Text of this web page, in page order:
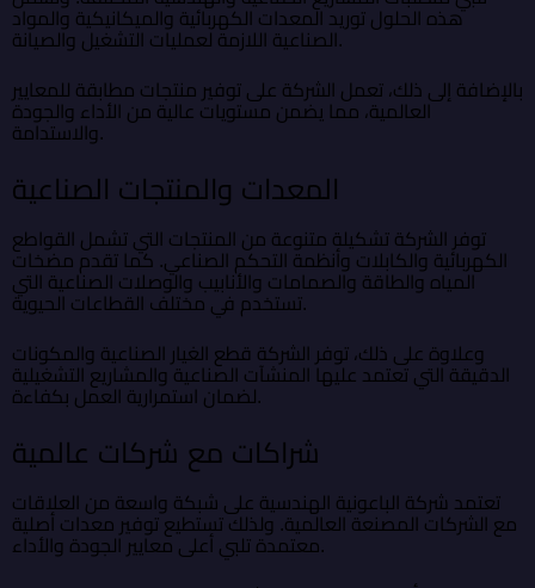
هذه الحلول توريد المعدات الكهربائية والميكانيكية والمواد
الصناعية اللازمة لعمليات التشغيل والصيانة.
بالإضافة إلى ذلك، تعمل الشركة على توفير منتجات مطابقة للمعايير
العالمية، مما يضمن مستويات عالية من الأداء والجودة
والاستدامة.
المعدات والمنتجات الصناعية
توفر الشركة تشكيلة متنوعة من المنتجات التي تشمل القواطع
الكهربائية والكابلات وأنظمة التحكم الصناعي. كما تقدم مضخات
المياه والطاقة والصمامات والأنابيب والوصلات الصناعية التي
تستخدم في مختلف القطاعات الحيوية.
وعلاوة على ذلك، توفر الشركة قطع الغيار الصناعية والمكونات
الدقيقة التي تعتمد عليها المنشآت الصناعية والمشاريع التشغيلية
لضمان استمرارية العمل بكفاءة.
شراكات مع شركات عالمية
تعتمد شركة الباعونية الهندسية على شبكة واسعة من العلاقات
مع الشركات المصنعة العالمية. ولذلك تستطيع توفير معدات أصلية
معتمدة تلبي أعلى معايير الجودة والأداء.